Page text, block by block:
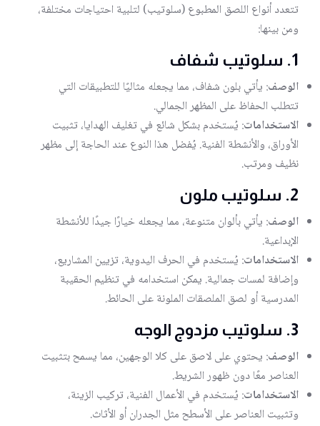
تتعدد أنواع اللصق المطبوع (سلوتيب) لتلبية احتياجات مختلفة،
ومن بينها:
1. سلوتيب شفاف
الوصف: يأتي بلون شفاف، مما يجعله مثاليًا للتطبيقات التي
تتطلب الحفاظ على المظهر الجمالي.
الاستخدامات: يُستخدم بشكل شائع في تغليف الهدايا، تثبيت
الأوراق، والأنشطة الفنية. يُفضل هذا النوع عند الحاجة إلى مظهر
نظيف ومرتب.
2. سلوتيب ملون
الوصف: يأتي بألوان متنوعة، مما يجعله خيارًا جيدًا للأنشطة
الإبداعية.
الاستخدامات: يُستخدم في الحرف اليدوية، تزيين المشاريع،
وإضافة لمسات جمالية. يمكن استخدامه في تنظيم الحقيبة
المدرسية أو لصق الملصقات الملونة على الحائط.
3. سلوتيب مزدوج الوجه
الوصف: يحتوي على لاصق على كلا الوجهين، مما يسمح بتثبيت
العناصر معًا دون ظهور الشريط.
الاستخدامات: يُستخدم في الأعمال الفنية، تركيب الزينة،
وتثبيت العناصر على الأسطح مثل الجدران أو الأثاث.